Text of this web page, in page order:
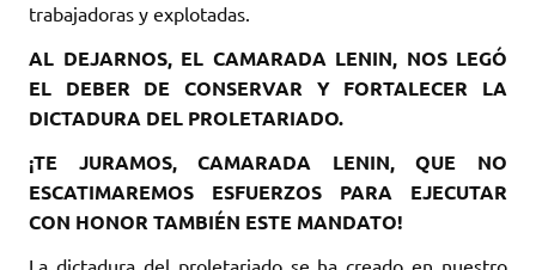
trabajadoras y explotadas.
AL DEJARNOS, EL CAMARADA LENIN, NOS LEGÓ
EL DEBER DE CONSERVAR Y FORTALECER LA
DICTADURA DEL PROLETARIADO.
¡TE JURAMOS, CAMARADA LENIN, QUE NO
ESCATIMAREMOS ESFUERZOS PARA EJECUTAR
CON HONOR TAMBIÉN ESTE MANDATO!